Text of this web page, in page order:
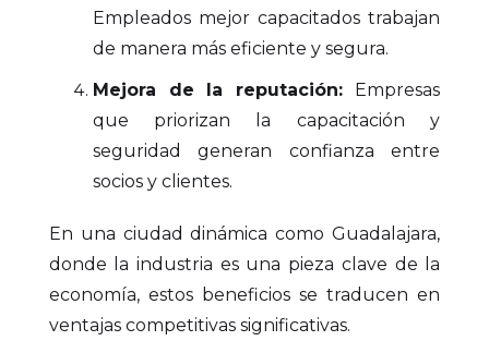
Empleados mejor capacitados trabajan
de manera más eficiente y segura.
Mejora de la reputación: Empresas
que priorizan la capacitación y
seguridad generan confianza entre
socios y clientes.
En una ciudad dinámica como Guadalajara,
donde la industria es una pieza clave de la
economía, estos beneficios se traducen en
ventajas competitivas significativas.